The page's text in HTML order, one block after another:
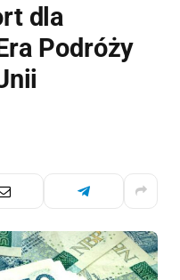
dla
Podróży